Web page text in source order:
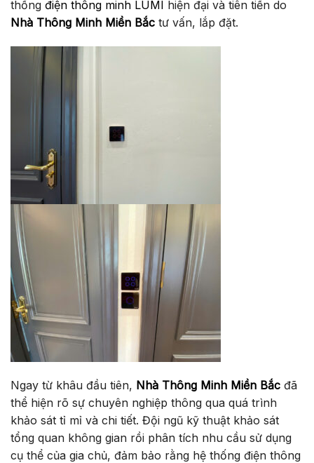
thống điện thông minh LUMI hiện đại và tiên tiến do
Nhà Thông Minh Miền Bắc tư vấn, lắp đặt.
Ngay từ khâu đầu tiên, Nhà Thông Minh Miền Bắc đã
thể hiện rõ sự chuyên nghiệp thông qua quá trình
khảo sát tỉ mỉ và chi tiết. Đội ngũ kỹ thuật khảo sát
tổng quan không gian rồi phân tích nhu cầu sử dụng
cụ thể của gia chủ, đảm bảo rằng hệ thống điện thông